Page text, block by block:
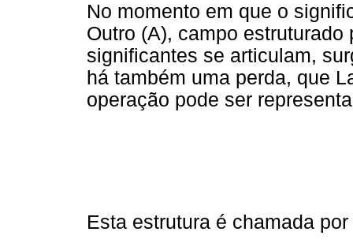
No momento em que o
Outro (A), campo
significantes se articulam,
há também uma perda, que
operação pode ser
Esta estrutura é chamada